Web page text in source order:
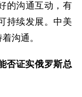
的沟通互动，有
持续发展。中美
沟通。
否证实俄罗斯总